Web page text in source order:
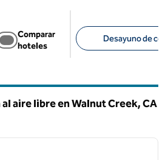
Comparar
hoteles
Desayuno de
aire libre en Walnut Creek,CA